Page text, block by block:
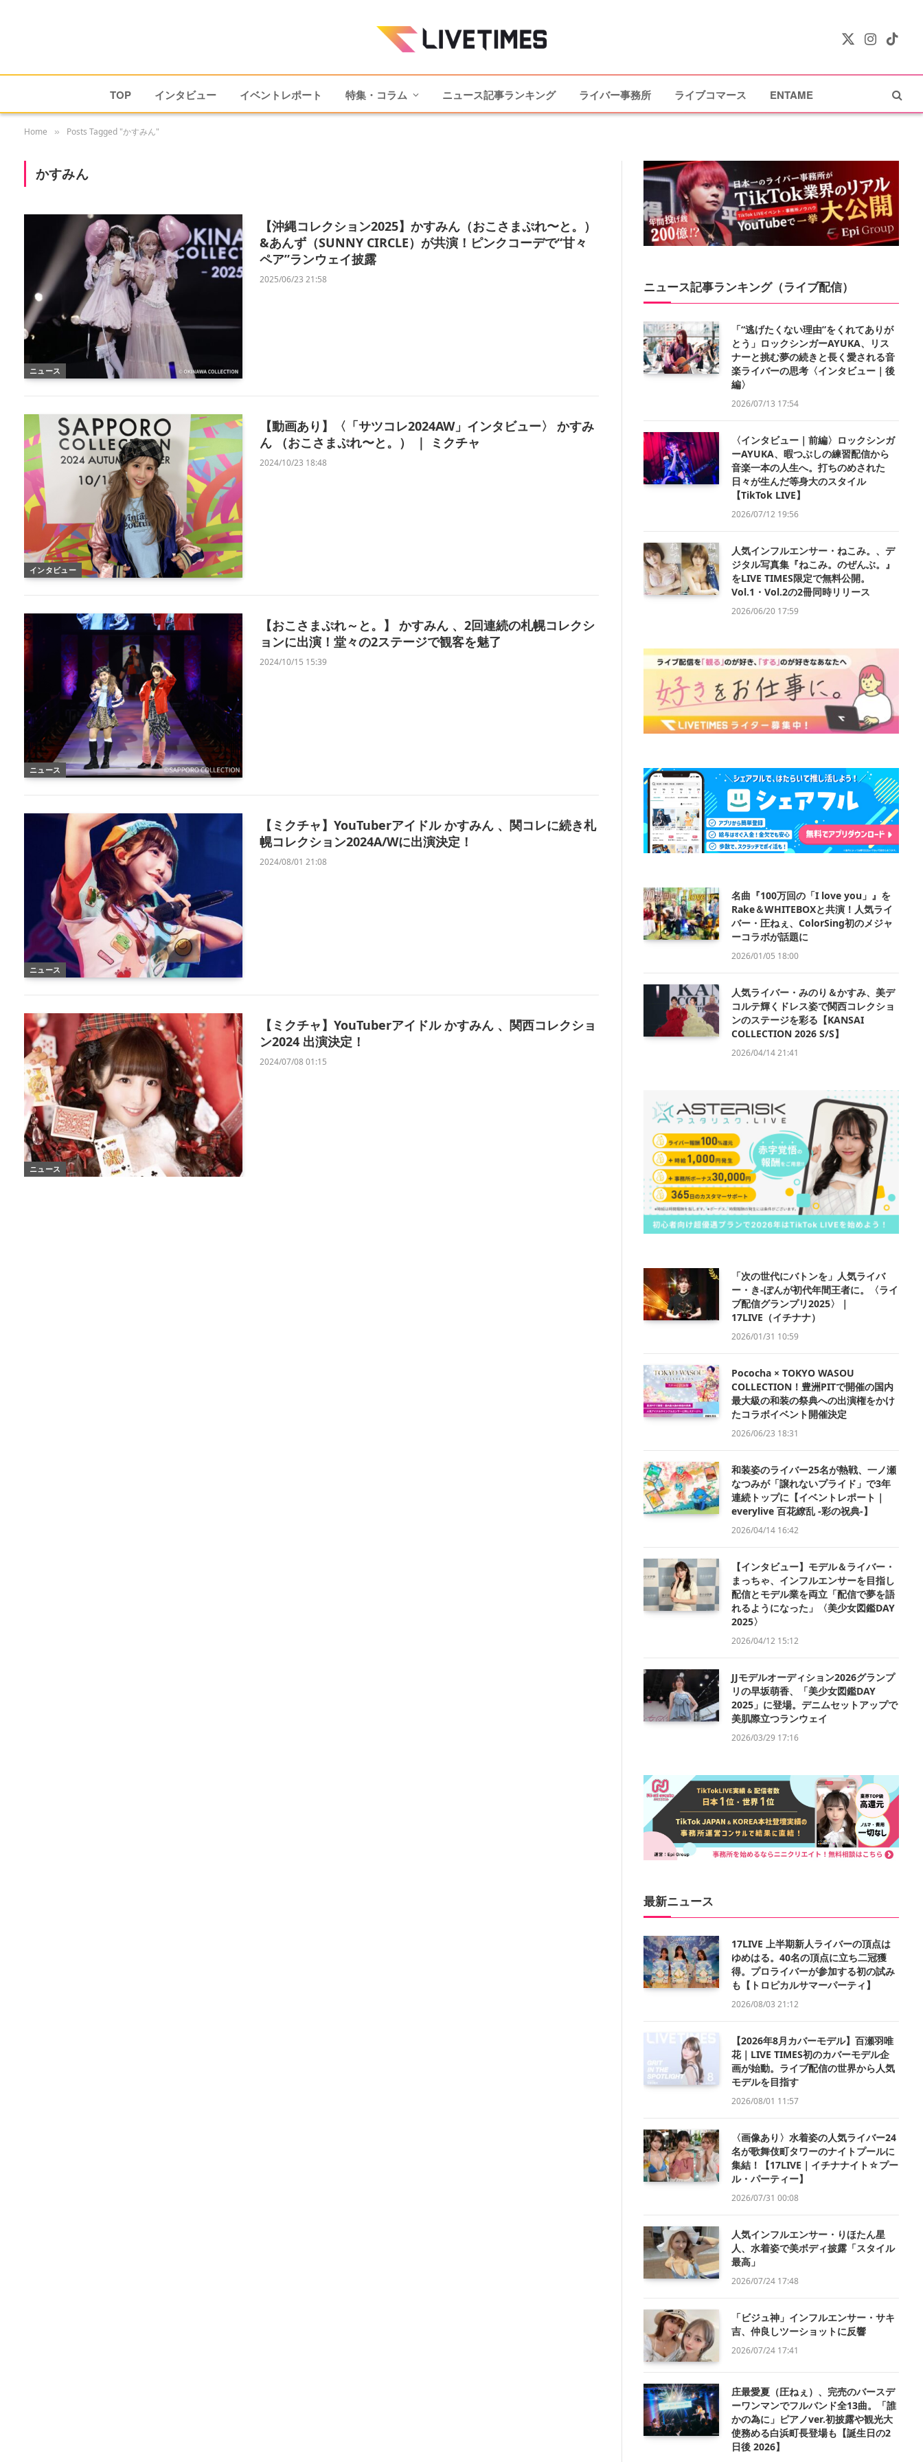
X
Instagram
TikTok
TOP インタビュー イベントレポート 特集・コラム ニュース記事ランキング ライバー事務所 ライブコマース ENTAME
Home » Posts Tagged "かすみん"
かすみん
ニュース
【沖縄コレクション2025】かすみん（おこさまぷれ〜と。）
&あんず（SUNNY CIRCLE）が共演！ピンクコーデで“甘々
ペア”ランウェイ披露
2025/06/23 21:58
インタビュー
【動画あり】〈「サツコレ2024AW」インタビュー〉 かすみ
ん （おこさまぷれ〜と。） ｜ ミクチャ
2024/10/23 18:48
ニュース
【おこさまぷれ～と。】 かすみん 、2回連続の札幌コレクシ
ョンに出演！堂々の2ステージで観客を魅了
2024/10/15 15:39
ニュース
【ミクチャ】YouTuberアイドル かすみん 、関コレに続き札
幌コレクション2024A/Wに出演決定！
2024/08/01 21:08
ニュース
【ミクチャ】YouTuberアイドル かすみん 、関西コレクショ
ン2024 出演決定！
2024/07/08 01:15
ニュース記事ランキング（ライブ配信）
「“逃げたくない理由”をくれてありが
とう」ロックシンガーAYUKA、リス
ナーと挑む夢の続きと長く愛される音
楽ライバーの思考〈インタビュー｜後
編〉
2026/07/13 17:54
〈インタビュー｜前編〉ロックシンガ
ーAYUKA、暇つぶしの練習配信から
音楽一本の人生へ。打ちのめされた
日々が生んだ等身大のスタイル
【TikTok LIVE】
2026/07/12 19:56
人気インフルエンサー・ねこみ。、デ
ジタル写真集『ねこみ。のぜんぶ。』
をLIVE TIMES限定で無料公開。
Vol.1・Vol.2の2冊同時リリース
2026/06/20 17:59
名曲『100万回の「I love you」』を
Rake＆WHITEBOXと共演！人気ライ
バー・圧ねぇ、ColorSing初のメジャ
ーコラボが話題に
2026/01/05 18:00
人気ライバー・みのり＆かすみ、美デ
コルテ輝くドレス姿で関西コレクショ
ンのステージを彩る【KANSAI
COLLECTION 2026 S/S】
2026/04/14 21:41
「次の世代にバトンを」人気ライバ
ー・き-ぽんが初代年間王者に。〈ライ
ブ配信グランプリ2025〉｜
17LIVE（イチナナ）
2026/01/31 10:59
Pococha × TOKYO WASOU
COLLECTION！豊洲PITで開催の国内
最大級の和装の祭典への出演権をかけ
たコラボイベント開催決定
2026/06/23 18:31
和装姿のライバー25名が熱戦、一ノ瀬
なつみが「譲れないプライド」で3年
連続トップに【イベントレポート｜
everylive 百花繚乱 -彩の祝典-】
2026/04/14 16:42
【インタビュー】モデル＆ライバー・
まっちゃ、インフルエンサーを目指し
配信とモデル業を両立「配信で夢を語
れるようになった」〈美少女図鑑DAY
2025〉
2026/04/12 15:12
JJモデルオーディション2026グランプ
リの早坂萌香、「美少女図鑑DAY
2025」に登場。デニムセットアップで
美肌際立つランウェイ
2026/03/29 17:16
最新ニュース
17LIVE 上半期新人ライバーの頂点は
ゆめはる。40名の頂点に立ち二冠獲
得。プロライバーが参加する初の試み
も【トロピカルサマーパーティ】
2026/08/03 21:12
【2026年8月カバーモデル】百瀬羽唯
花｜LIVE TIMES初のカバーモデル企
画が始動。ライブ配信の世界から人気
モデルを目指す
2026/08/01 11:57
〈画像あり〉水着姿の人気ライバー24
名が歌舞伎町タワーのナイトプールに
集結！【17LIVE｜イチナナイト☆プー
ル・パーティー】
2026/07/31 00:08
人気インフルエンサー・りほたん星
人、水着姿で美ボディ披露「スタイル
最高」
2026/07/24 17:48
「ビジュ神」インフルエンサー・サキ
吉、仲良しツーショットに反響
2026/07/24 17:41
庄最愛夏（圧ねぇ）、完売のバースデ
ーワンマンでフルバンド全13曲。「誰
かの為に」ピアノver.初披露や観光大
使務める白浜町長登場も【誕生日の2
日後 2026】